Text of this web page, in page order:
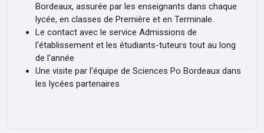
Bordeaux, assurée par les enseignants dans chaque
lycée, en classes de Première et en Terminale.
Le contact avec le service Admissions de
l'établissement et les étudiants-tuteurs tout au long
de l'année
Une visite par l'équipe de Sciences Po Bordeaux dans
les lycées partenaires